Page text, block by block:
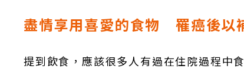
盡情享用喜愛的食物 罹癌後以
提到飲食，應該很多人有過在住院過程中